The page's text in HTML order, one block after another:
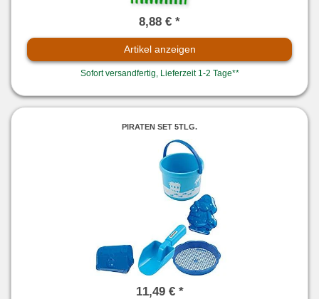
8,88 € *
Artikel anzeigen
Sofort versandfertig, Lieferzeit 1-2 Tage**
PIRATEN SET 5TLG.
11,49 € *